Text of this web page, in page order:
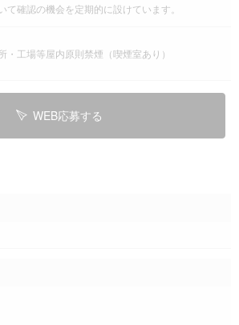
て確認の機会を定期的に設けています。
・工場等屋内原則禁煙（喫煙室あり）
WEB応募する